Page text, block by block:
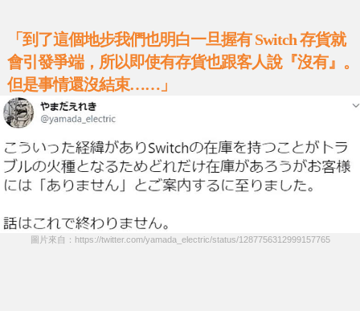
「到了這個地步我們也明白一旦握有 Switch 存貨就
會引發爭端，所以即使有存貨也跟客人說『沒有』。
但是事情還沒結束……」
圖片來自：https://twitter.com/yamada_electric/status/1287756312999157765